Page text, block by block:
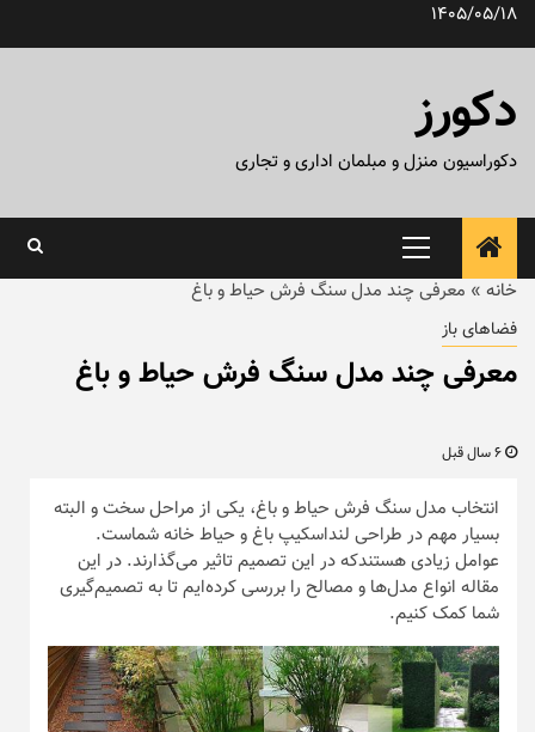
پرش1405/05/18
دکورز
دکوراسیون منزل و مبلمان اداری و تجاری
منوی
اصلی
خانه » معرفی چند مدل سنگ فرش حیاط و باغ
فضاهای باز
معرفی چند مدل سنگ فرش حیاط و باغ
انتخاب مدل سنگ فرش حیاط و باغ، یکی از مراحل سخت و البته
بسیار مهم در طراحی لنداسکیپ باغ و حیاط خانه شماست.
عوامل زیادی هستندکه در این تصمیم تاثیر می‌گذارند. در این
مقاله انواع مدل‌ها و مصالح را بررسی کرده‌ایم تا به تصمیم‌گیری
شما کمک کنیم.